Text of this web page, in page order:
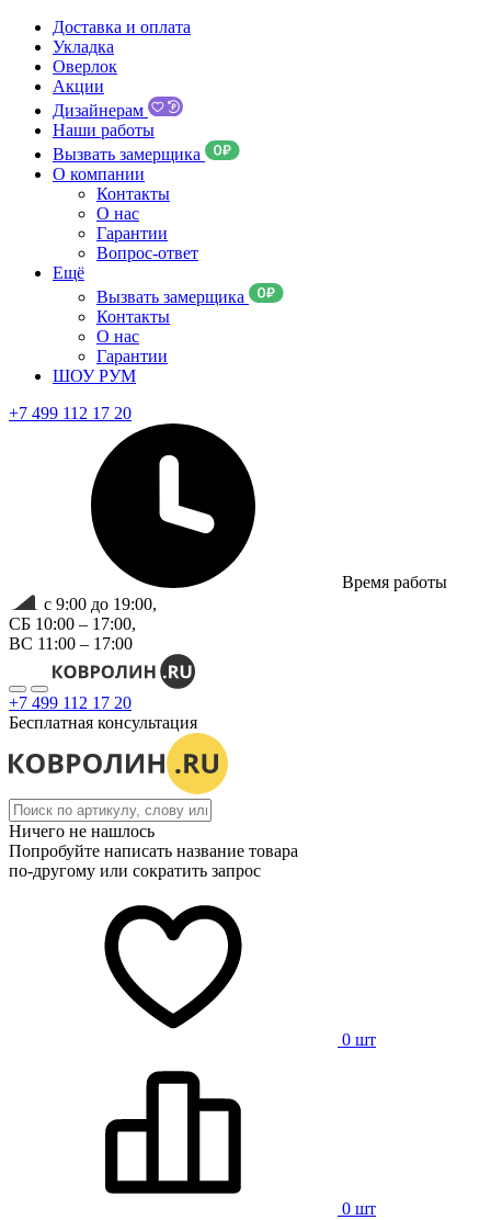
Доставка и оплата
Укладка
Оверлок
Акции
Дизайнерам
Наши работы
Вызвать замерщика
О компании
Контакты
О нас
Гарантии
Вопрос-ответ
Ещё
Вызвать замерщика
Контакты
О нас
Гарантии
ШОУ РУМ
+7 499 112 17 20
Время работы
с 9:00 до 19:00,
СБ 10:00 – 17:00,
ВС 11:00 – 17:00
+7 499 112 17 20
Бесплатная консультация
Ничего не нашлось
Попробуйте написать название товара
по-другому или сократить запрос
0 шт
0 шт